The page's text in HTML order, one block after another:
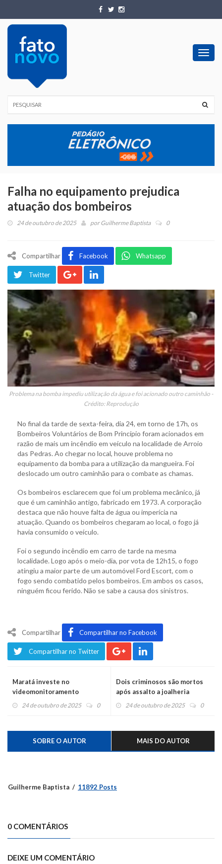
Falha no equipamento prejudica
atuação dos bombeiros
24 de outubro de 2025 porGuilherme Baptista 0
Compartilhar Facebook Whatsapp
Twitter
Problema na bomba impediu utilização da água e foi acionado outro caminhão -
Crédito: Reprodução
No final da tarde de sexta-feira, dia 24, em torno de 17h, os
Bombeiros Voluntários de Bom Princípio foram acionados em
razão de mais um incêndio em veículo na localidade de Arroio
das Pedras. Ao chegar no local, houve problema no
equipamento da bomba para a utilização da mangueira. Foi
deslocado um outro caminhão para o combate as chamas.
Os bombeiros esclarecem que foi um problema mecânico, já
que é um caminhão antigo, fabricado em 1973. A corporação
destaca que não houve falta de água ou imperícia na
atuação. Quando os bombeiros chegaram ao local, o fogo já
havia consumido o veículo.
Foi o segundo incêndio em carro de tarde na mesma
localidade. Logo após o meio-dia, por vota de 12h15, o fogo
atingiu a maior parte de um automóvel Ford Escort, com o
fogo sendo combatido pelos bombeiros. Em ambos os casos,
ninguém ficou ferido. Não se sabe a causa dos sinistros.
Compartilhar Compartilhar no Facebook
Compartilhar no Twitter
Maratá investe no
videomonitoramento
24 de outubro de 2025 0
Dois criminosos são mortos
após assalto a joalheria
24 de outubro de 2025 0
SOBRE O AUTOR MAIS DO AUTOR
Guilherme Baptista 11892 Posts
0 COMENTÁRIOS
DEIXE UM COMENTÁRIO